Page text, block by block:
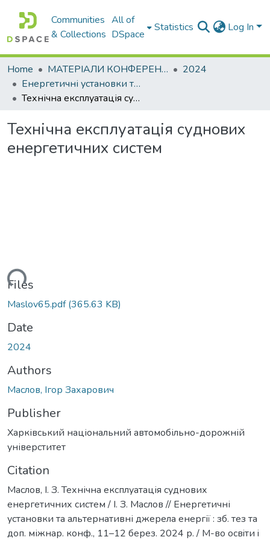
Communities
& Collections
All of
DSpace
Statistics Log In
Home МАТЕРІАЛИ КОНФЕРЕНЦІЙ
2024
Енергетичні установки та альтернативні джерела енергії
Технічна експлуатація суднових енергетичних систем
Технічна експлуатація суднових
енергетичних систем
Files
Maslov65.pdf(365.63 KB)
Date
2024
Authors
Маслов, Ігор Захарович
Publisher
Харківський національний автомобільно-дорожній
універститет
Citation
Маслов, І. З. Технічна експлуатація суднових
енергетичних систем / І. З. Маслов // Енергетичні
установки та альтернативні джерела енергії : зб. тез та
доп. міжнар. конф., 11–12 берез. 2024 р. / М-во освiти i